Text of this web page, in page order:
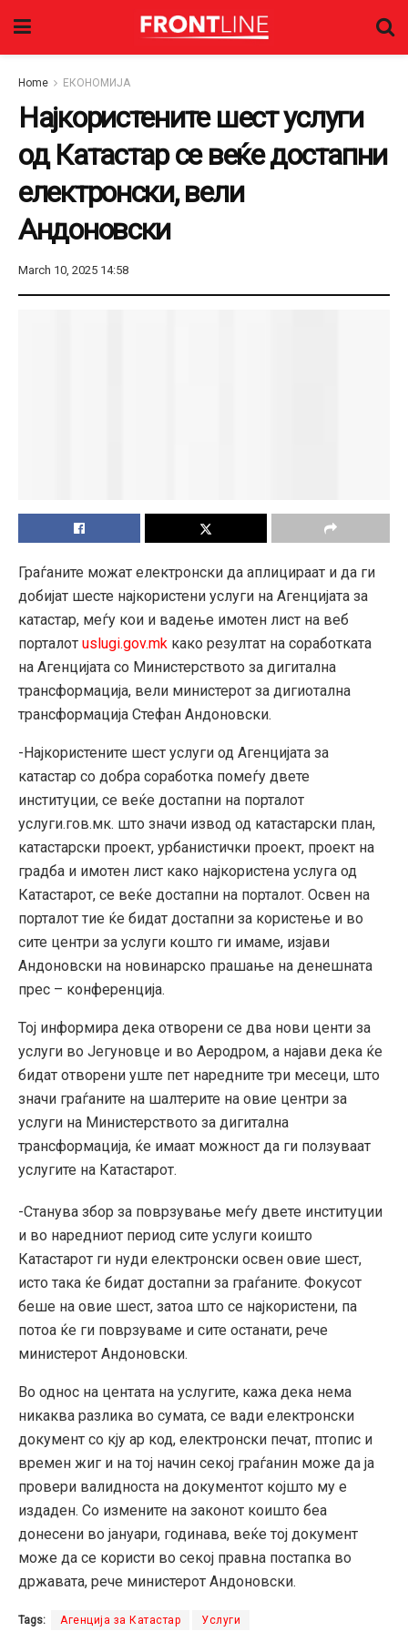
Home ЕКОНОМИЈА
Најкористените шест услуги
од Катастар се веќе достапни
електронски, вели
Андоновски
March 10, 2025 14:58
Граѓаните можат електронски да аплицираат и да ги
добијат шесте најкористени услуги на Агенцијата за
катастар, меѓу кои и вадење имотен лист на веб
порталот uslugi.gov.mk како резултат на соработката
на Агенцијата со Министерството за дигитална
трансформација, вели министерот за дигиотална
трансформација Стефан Андоновски.
-Најкористените шест услуги од Агенцијата за
катастар со добра соработка помеѓу двете
институции, се веќе достапни на порталот
услуги.гов.мк. што значи извод од катастарски план,
катастарски проект, урбанистички проект, проект на
градба и имотен лист како најкористена услуга од
Катастарот, се веќе достапни на порталот. Освен на
порталот тие ќе бидат достапни за користење и во
сите центри за услуги кошто ги имаме, изјави
Андоновски на новинарско прашање на денешната
прес – конференција.
Тој информира дека отворени се два нови центи за
услуги во Јегуновце и во Аеродром, а најави дека ќе
бидат отворени уште пет наредните три месеци, што
значи граѓаните на шалтерите на овие центри за
услуги на Министерството за дигитална
трансформација, ќе имаат можност да ги ползуваат
услугите на Катастарот.
-Станува збор за поврзување меѓу двете институции
и во наредниот период сите услуги коишто
Катастарот ги нуди електронски освен овие шест,
исто така ќе бидат достапни за граѓаните. Фокусот
беше на овие шест, затоа што се најкористени, па
потоа ќе ги поврзуваме и сите останати, рече
министерот Андоновски.
Во однос на центата на услугите, кажа дека нема
никаква разлика во сумата, се вади електронски
документ со кју ар код, електронски печат, птопис и
времен жиг и на тој начин секој граѓанин може да ја
провери валидноста на документот којшто му е
издаден. Со измените на законот коишто беа
донесени во јануари, годинава, веќе тој документ
може да се користи во секој правна постапка во
државата, рече министерот Андоновски.
Tags: Агенција за Катастар Услуги